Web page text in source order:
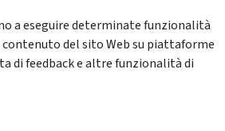
a eseguire determinate funzionalità
del sito Web su piattaforme
di feedback e altre funzionalità di